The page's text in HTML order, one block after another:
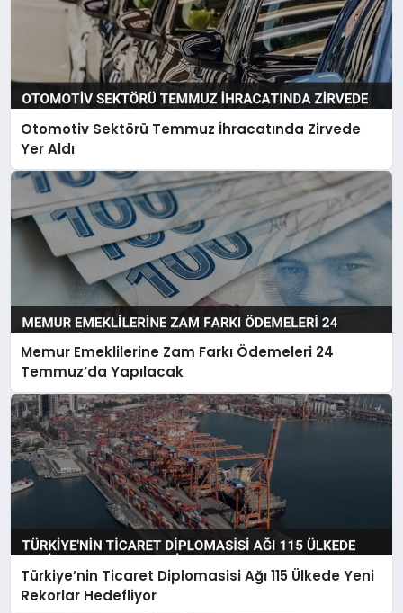
Otomotiv Sektörü Temmuz İhracatında Zirvede
Yer Aldı
Memur Emeklilerine Zam Farkı Ödemeleri 24
Temmuz’da Yapılacak
Türkiye’nin Ticaret Diplomasisi Ağı 115 Ülkede Yeni
Rekorlar Hedefliyor